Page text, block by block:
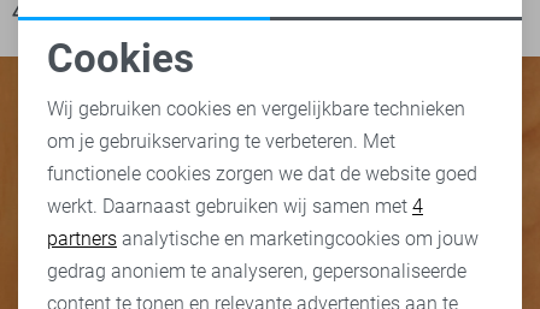
46,99
44,99
Noodzakelijke cookies
Personalisatie cookies
Analytische cookies
Marketing cookies
Cookies
Wij gebruiken cookies en vergelijkbare technieken
om je gebruikservaring te verbeteren. Met
functionele cookies zorgen we dat de website goed
werkt. Daarnaast gebruiken wij samen met 4
partners analytische en marketingcookies om jouw
gedrag anoniem te analyseren, gepersonaliseerde
content te tonen en relevante advertenties aan te